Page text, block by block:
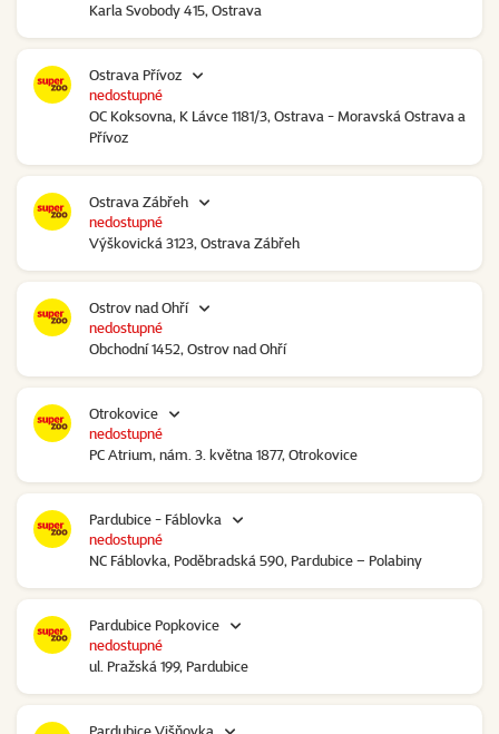
Karla Svobody 415, Ostrava
Ostrava Přívoz
OC Koksovna, K Lávce 1181/3, Ostrava - Moravská Ostrava a
Přívoz
nedostupné
Ostrava Zábřeh
Výškovická 3123, Ostrava Zábřeh
nedostupné
Ostrov nad Ohří
Obchodní 1452, Ostrov nad Ohří
nedostupné
Otrokovice
PC Atrium, nám. 3. května 1877, Otrokovice
nedostupné
Pardubice - Fáblovka
NC Fáblovka, Poděbradská 590, Pardubice – Polabiny
nedostupné
Pardubice Popkovice
ul. Pražská 199, Pardubice
nedostupné